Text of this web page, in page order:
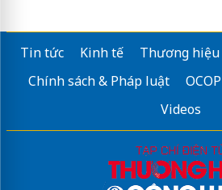
Tin tức Kinh tế Thương hiệu
Chính sách & Pháp luật
OCOP
Videos